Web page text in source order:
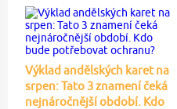
Výklad andělských karet na
srpen: Tato 3 znamení čeká
nejnáročnější období. Kdo